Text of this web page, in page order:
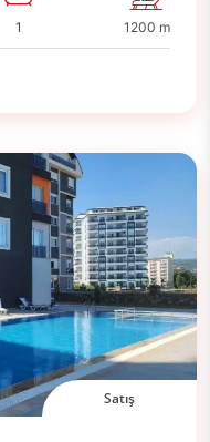
1 1200 m
Satış